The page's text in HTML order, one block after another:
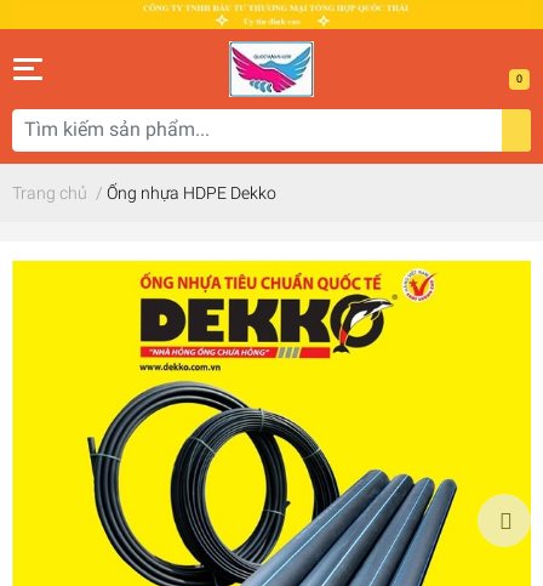
0
Trang chủ / Ống nhựa HDPE Dekko